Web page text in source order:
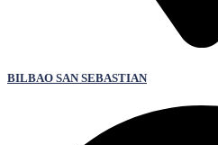
BILBAO SAN SEBASTIAN